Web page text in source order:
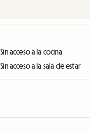
Sin acceso a la cocina
Sin acceso a la sala de estar